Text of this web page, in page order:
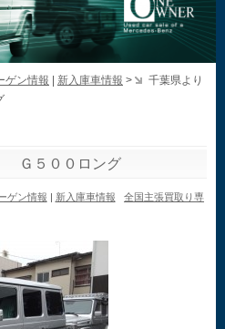
ゲン情報 新入庫車情報 >
千葉県より
Ｇ５００ロング
ゲン情報 | 新入庫車情報
全国主張買取り専